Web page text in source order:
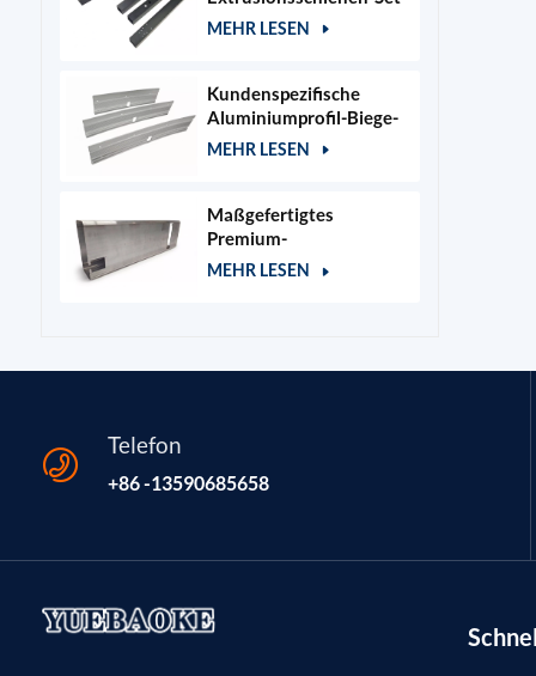
für 400x400mm
MEHR LESEN
Kundenspezifische
Aluminiumprofil-Biege-
und Stanzteile
MEHR LESEN
Maßgefertigtes
Premium-
Aluminiumgehäuse für
MEHR LESEN
Telefon
+86 -13590685658